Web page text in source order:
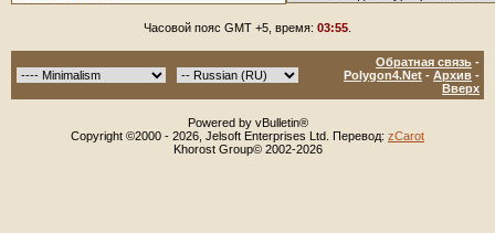
Часовой пояс GMT +5, время: 03:55
Обратная связь -
Polygon4.Net - Архив -
Вверх
Powered by vBulletin®
Copyright ©2000 - 2026, Jelsoft Enterprises Ltd. Перевод: zCarot
Khorost Group© 2002-2026